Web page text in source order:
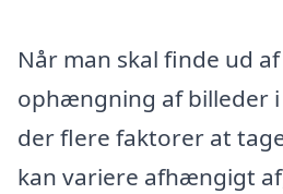
Når man skal finde ud
ophængning af billeder i
der flere faktorer at
kan variere afhængigt